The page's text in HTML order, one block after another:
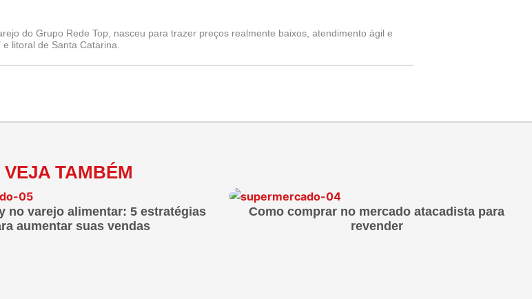
do Grupo Rede Top, nasceu para trazer preços realmente baixos, atendimento ágil e
litoral de Santa Catarina.
VEJA TAMBÉM
no varejo alimentar: 5 estratégias
aumentar suas vendas
Como comprar no mercado atacadista para
revender